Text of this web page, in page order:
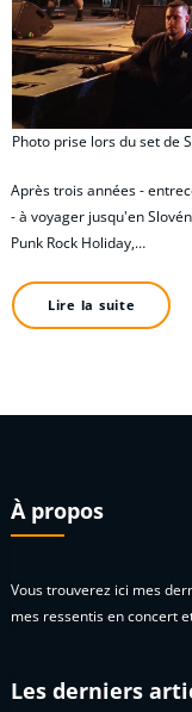
Photo prise lors du set de
Après trois années -
- à voyager jusqu'en
Punk Rock Holiday,…
Lire la suite
À propos
Vous trouverez ici mes
mes ressentis en concert
Les derniers